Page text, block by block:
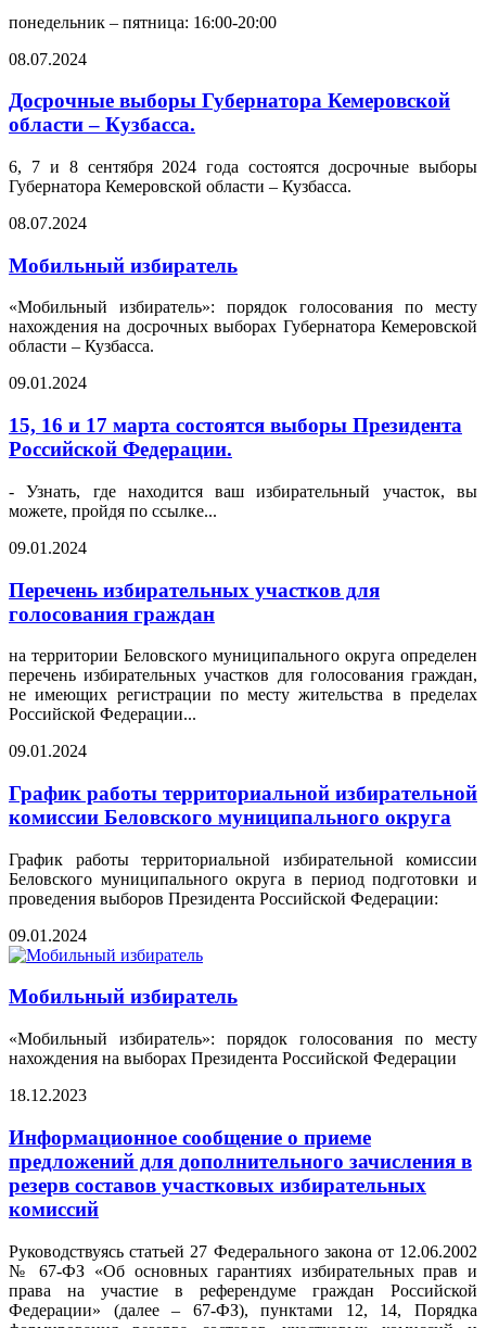
понедельник – пятница: 16:00-20:00
08.07.2024
Досрочные выборы Губернатора Кемеровской
области – Кузбасса.
6, 7 и 8 сентября 2024 года состоятся досрочные выборы
Губернатора Кемеровской области – Кузбасса.
08.07.2024
Мобильный избиратель
«Мобильный избиратель»: порядок голосования по месту
нахождения на досрочных выборах Губернатора Кемеровской
области – Кузбасса.
09.01.2024
15, 16 и 17 марта состоятся выборы Президента
Российской Федерации.
- Узнать, где находится ваш избирательный участок, вы
можете, пройдя по ссылке...
09.01.2024
Перечень избирательных участков для
голосования граждан
на территории Беловского муниципального округа определен
перечень избирательных участков для голосования граждан,
не имеющих регистрации по месту жительства в пределах
Российской Федерации...
09.01.2024
График работы территориальной избирательной
комиссии Беловского муниципального округа
График работы территориальной избирательной комиссии
Беловского муниципального округа в период подготовки и
проведения выборов Президента Российской Федерации:
09.01.2024
Мобильный избиратель
«Мобильный избиратель»: порядок голосования по месту
нахождения на выборах Президента Российской Федерации
18.12.2023
Информационное сообщение о приеме
предложений для дополнительного зачисления в
резерв составов участковых избирательных
комиссий
Руководствуясь статьей 27 Федерального закона от 12.06.2002
№ 67-ФЗ «Об основных гарантиях избирательных прав и
права на участие в референдуме граждан Российской
Федерации» (далее – 67-ФЗ), пунктами 12, 14, Порядка